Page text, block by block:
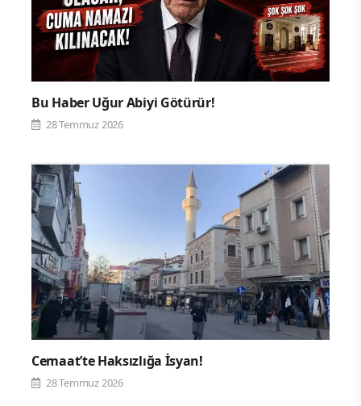
Bu Haber Uğur Abiyi Götürür!
28 Temmuz 2026
Cemaat’te Haksızlığa İsyan!
28 Temmuz 2026